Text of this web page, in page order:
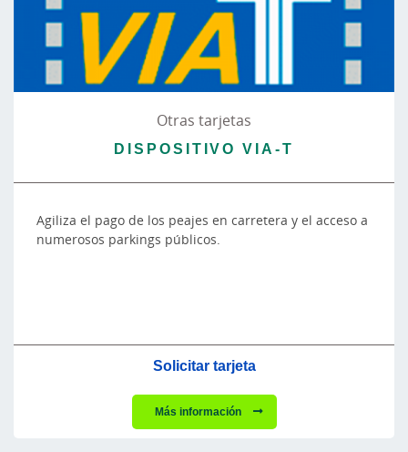
Otras tarjetas
DISPOSITIVO VIA-T
Agiliza el pago de los peajes en carretera y el acceso a
numerosos parkings públicos.
Solicitar tarjeta
Más información